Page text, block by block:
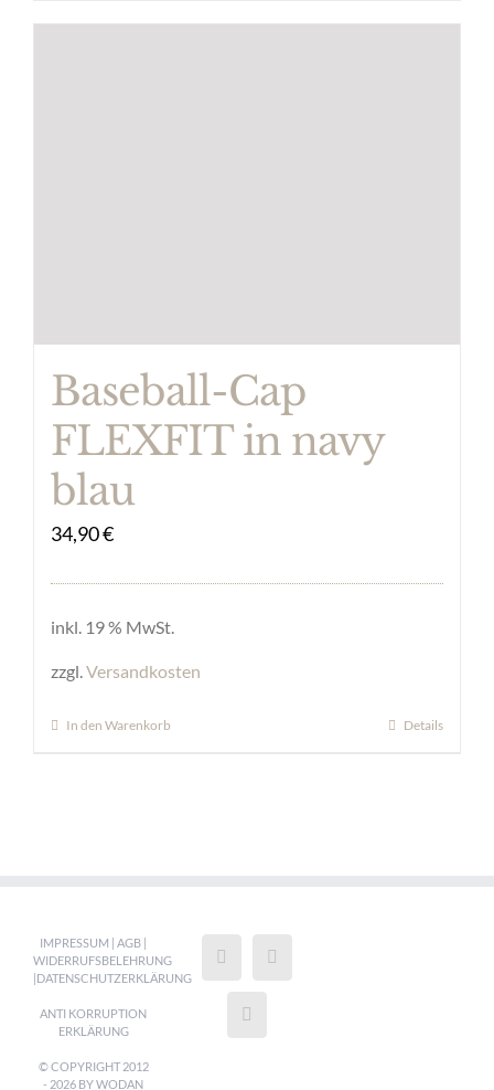
Baseball-Cap
FLEXFIT in navy
blau
34,90€
inkl. 19 % MwSt.
zzgl. Versandkosten
In den Warenkorb Details
IMPRESSUM |AGB |
WIDERRUFSBELEHRUNG
|DATENSCHUTZERKLÄRUNG
ANTI KORRUPTION
ERKLÄRUNG
© COPYRIGHT 2012
- 2026 BY WODAN